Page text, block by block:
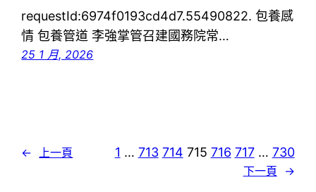
requestId:6974f0193cd4d7.55490822. 包養感
情 包養管道 李強掌管召建國務院常…
25 1 月, 2026
← 上一頁 1 … 713 714 715 716 717 … 730
下一頁 →